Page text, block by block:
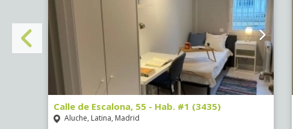
Calle de Escalona, 55 - Hab. #1 (3435)
Aluche, Latina, Madrid